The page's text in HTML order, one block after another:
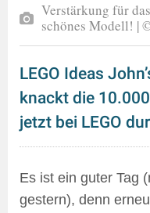
Verstärkung für
schönes Modell! |
LEGO Ideas
knackt die
jetzt bei LEGO
Es ist ein guter Tag
gestern), denn